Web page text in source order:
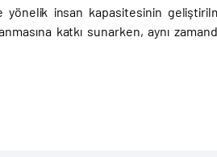
insan kapasitesinin
katkı sunarken, aynı